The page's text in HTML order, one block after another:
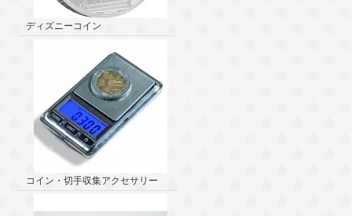
ディズニーコイン
コイン・切手収集アクセサリー